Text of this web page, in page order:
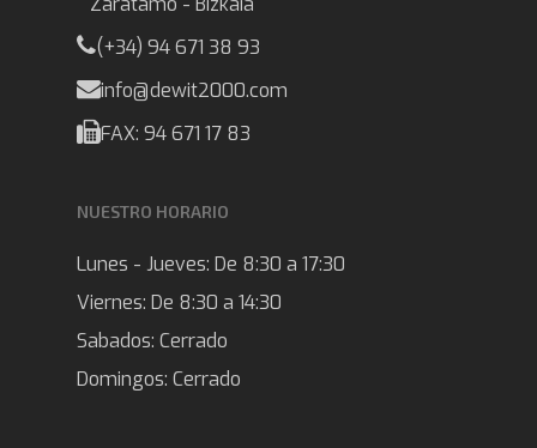
(+34) 94 671 38 93
info@dewit2000.com
FAX: 94 671 17 83
NUESTRO HORARIO
Lunes - Jueves: De 8:30 a 17:30
Viernes: De 8:30 a 14:30
Sabados: Cerrado
Domingos: Cerrado